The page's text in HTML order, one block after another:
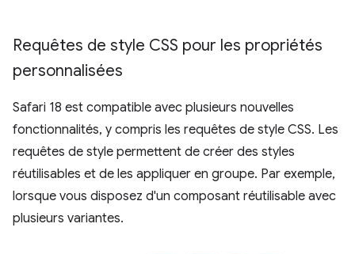
Requêtes de style CSS pour les propriétés
personnalisées
Safari 18 est compatible avec plusieurs nouvelles
fonctionnalités, y compris les requêtes de style CSS. Les
requêtes de style permettent de créer des styles
réutilisables et de les appliquer en groupe. Par exemple,
lorsque vous disposez d'un composant réutilisable avec
plusieurs variantes.